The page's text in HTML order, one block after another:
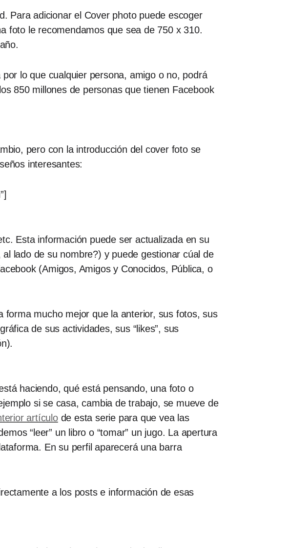
Para adicionar el Cover photo puede escoger
foto le recomendamos que sea de 750 x 310.
lo que cualquier persona, amigo o no, podrá
850 millones de personas que tienen Facebook
pero con la introducción del cover foto se
interesantes:
Esta información puede ser actualizada en su
lado de su nombre?) y puede gestionar cúal de
(Amigos, Amigos y Conocidos, Pública, o
mucho mejor que la anterior, sus fotos, sus
de sus actividades, sus “likes”, sus
haciendo, qué está pensando, una foto o
si se casa, cambia de trabajo, se mueve de
artículode esta serie para que vea las
“leer” un libro o “tomar” un jugo. La apertura
En su perfil aparecerá una barra
a los posts e información de esas